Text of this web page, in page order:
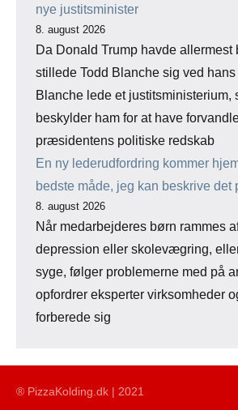
nye justitsminister
8. august 2026
Da Donald Trump havde
stillede Todd Blanche sig ved hans
Blanche lede et justitsministerium,
beskylder ham for at have
præsidentens politiske redskab
En ny lederudfordring kommer
bedste måde, jeg kan beskrive det
8. august 2026
Når medarbejderes børn rammes
depression eller skolevægring,
syge, følger problemerne med på
opfordrer eksperter virksomheder
forberede sig
® PizzaKolding.dk | 2021